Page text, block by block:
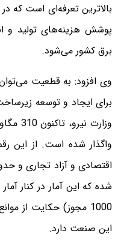
بالاترین تعرفه‌ای است که
پوشش هزینه‌های تولید و
برق کشور می‌شود.
وی افزود: به قطعیت
برای ایجاد و توسعه
شده که این آمار در کنار
1000 مجوز) حکایت از
این صنعت دارد.